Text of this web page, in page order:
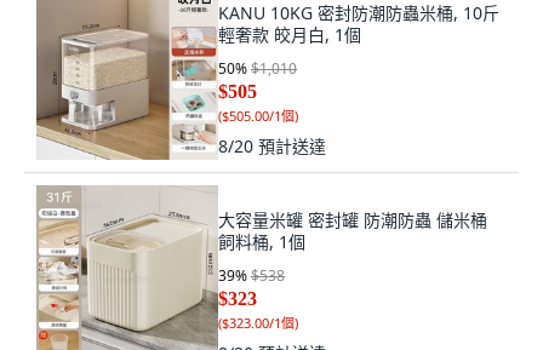
KANU 10KG 密封防潮防蟲米桶, 10斤
輕奢款 皎月白, 1個
50%$1,010
$505
($505.00/1個)
8/20 預計送達
大容量米罐 密封罐 防潮防蟲 儲米桶
飼料桶, 1個
39%$538
$323
($323.00/1個)